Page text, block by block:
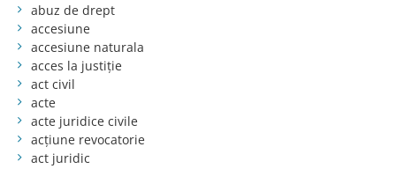
abuz de drept
accesiune
accesiune naturala
acces la justiție
act civil
acte
acte juridice civile
acțiune revocatorie
act juridic